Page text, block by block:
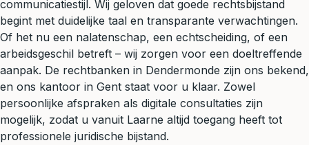
communicatiestijl. Wij geloven dat goede rechtsbijstand
begint met duidelijke taal en transparante verwachtingen.
Of het nu een nalatenschap, een echtscheiding, of een
arbeidsgeschil betreft – wij zorgen voor een doeltreffende
aanpak. De rechtbanken in Dendermonde zijn ons bekend,
en ons kantoor in Gent staat voor u klaar. Zowel
persoonlijke afspraken als digitale consultaties zijn
mogelijk, zodat u vanuit Laarne altijd toegang heeft tot
professionele juridische bijstand.